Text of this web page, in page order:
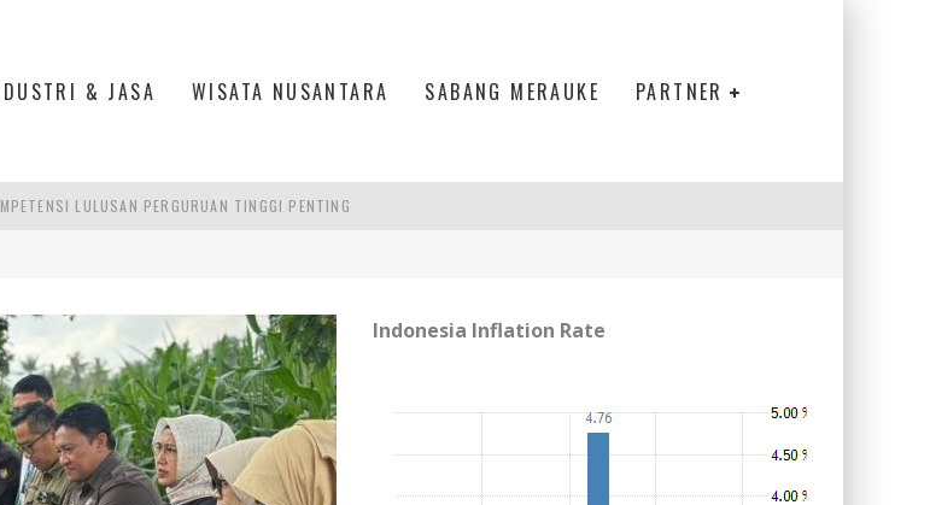
& JASA WISATA NUSANTARA SABANG MERAUKE PARTNER
II, PALEMBANG
LULUSAN PERGURUAN TINGGI PENTING
Indonesia Inflation Rate